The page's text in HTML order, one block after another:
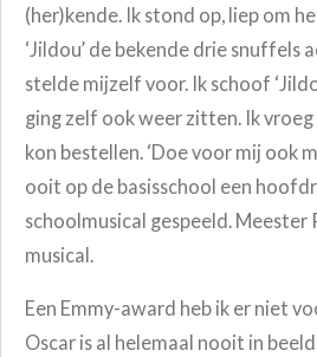
(her)kende. Ik stond op, liep om
‘Jildou’ de bekende drie snuffels
stelde mijzelf voor. Ik schoof
ging zelf ook weer zitten. Ik
kon bestellen. ‘Doe voor mij ook
ooit op de basisschool een
schoolmusical gespeeld.
musical.
Een Emmy-award heb ik er niet
Oscar is al helemaal nooit in